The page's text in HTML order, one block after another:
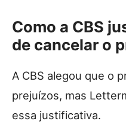
Como a CBS
de cancelar o
A CBS alegou que o
prejuízos, mas
essa justificativa.